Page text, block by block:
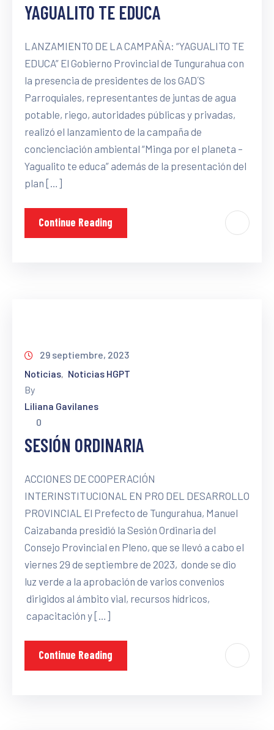
YAGUALITO TE EDUCA
LANZAMIENTO DE LA CAMPAÑA: “YAGUALITO TE
EDUCA” El Gobierno Provincial de Tungurahua con
la presencia de presidentes de los GAD´S
Parroquiales, representantes de juntas de agua
potable, riego, autoridades públicas y privadas,
realizó el lanzamiento de la campaña de
concienciación ambiental “Minga por el planeta –
Yagualito te educa” además de la presentación del
plan […]
Continue Reading
29 septiembre, 2023
Noticias‚ Noticias HGPT
By
Liliana Gavilanes
0
SESIÓN ORDINARIA
ACCIONES DE COOPERACIÓN
INTERINSTITUCIONAL EN PRO DEL DESARROLLO
PROVINCIAL El Prefecto de Tungurahua, Manuel
Caizabanda presidió la Sesión Ordinaria del
Consejo Provincial en Pleno, que se llevó a cabo el
viernes 29 de septiembre de 2023, donde se dio
luz verde a la aprobación de varios convenios
dirigidos al ámbito vial, recursos hídricos,
capacitación y […]
Continue Reading